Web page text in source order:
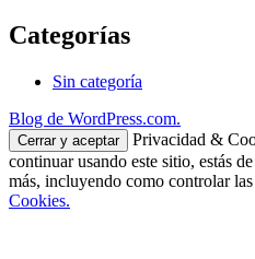
Categorías
Sin categoría
Blog de WordPress.com.
Privacidad &
continuar usando este sitio, estás
más, incluyendo como controlar
Cookies.